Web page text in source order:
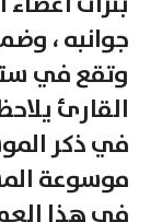
جوانبه ،
وتقع في
القارئ
في ذكر
موسوعة